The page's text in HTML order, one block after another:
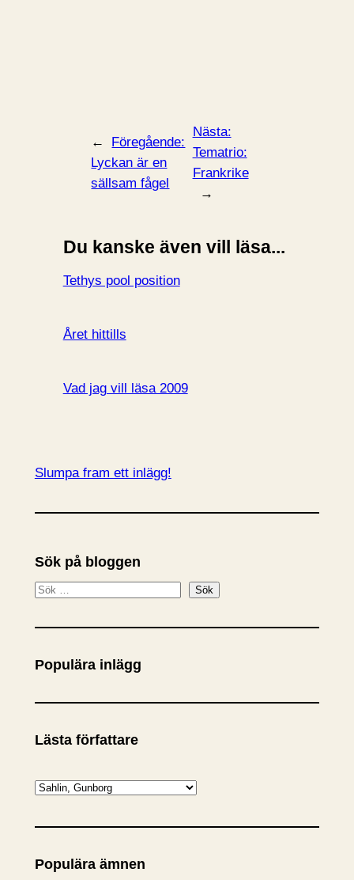
←
Föregående:
Lyckan är en
sällsam fågel
Nästa:
Tematrio:
Frankrike
→
Du kanske även vill läsa...
Tethys pool position
Året hittills
Vad jag vill läsa 2009
Slumpa fram ett inlägg!
Sök på bloggen
S
k
Sök
Populära inlägg
Lästa författare
K
t
g
Populära ämnen